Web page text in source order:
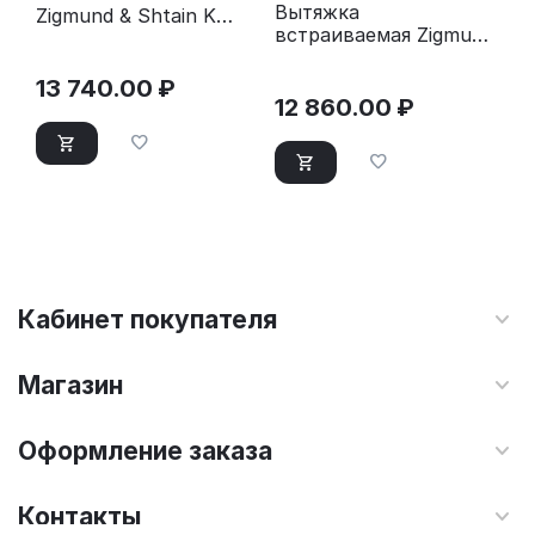
Zigmund & Shtain K
13 740.00 ₽
Вытяжка
встраиваемая Zigmund
12 860.00 ₽
Кабинет покупателя
Магазин
Оформление заказа
Контакты